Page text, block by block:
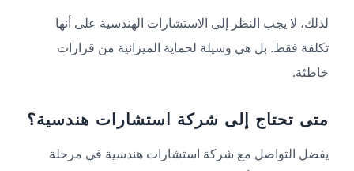
لذلك، لا يجب النظر إلى الاستشارات الهندسية على أنها
تكلفة فقط. بل هي وسيلة لحماية الميزانية من قرارات
خاطئة.
متى تحتاج إلى شركة استشارات هندسية؟
يفضل التواصل مع شركة استشارات هندسية في مرحلة